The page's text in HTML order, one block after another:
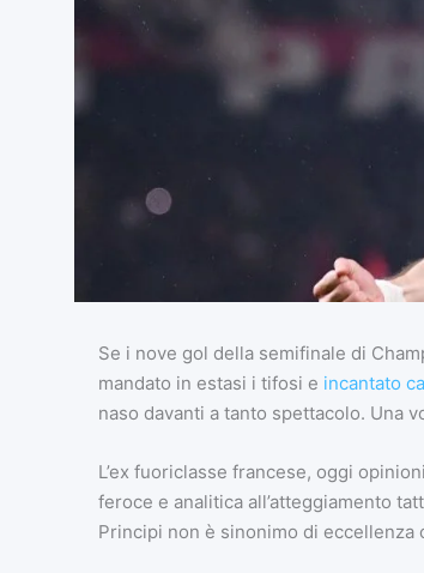
Se i nove gol della semifinale di
mandato in estasi i tifosi e incantato
naso davanti a tanto spettacolo. Una
L’ex fuoriclasse francese, oggi
feroce e analitica all’atteggiamento
Principi non è sinonimo di eccellenza